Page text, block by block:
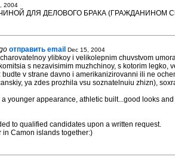
2004
ДЛЯ ДЕЛОВОГО БРАКА (ГРАЖДАНИНОМ
отправить email Dec 15, 2004
ylibkoy i velikolepnim chuvstvom
s nezavisimim muzhchinoy, s kotorim legko,
budte v strane davno i amerikanizirovanni ili ne
ya zdes prozhila vsu soznatelnuiu zhizn),
younger appearance, athletic built...good looks
to qualified candidates upon a written request.
in Camon islands together:)